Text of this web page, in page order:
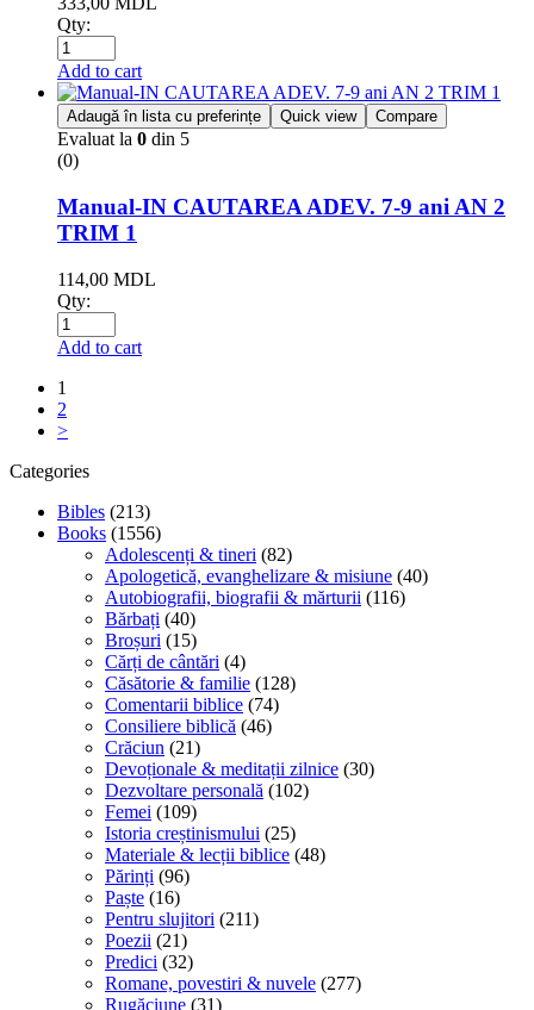
Qty:
Add to cart
Adaugă în lista cu preferințe Quick view Compare
Evaluat la 0 din 5
(0)
Manual-IN CAUTAREA ADEV. 7-9 ani AN 2
TRIM 1
114,00 MDL
Qty:
Add to cart
1
2
>
Categories
Bibles (213)
Books (1556)
Adolescenți & tineri (82)
Apologetică, evanghelizare & misiune (40)
Autobiografii, biografii & mărturii (116)
Bărbați (40)
Broșuri (15)
Cărți de cântări (4)
Căsătorie & familie (128)
Comentarii biblice (74)
Consiliere biblică (46)
Crăciun (21)
Devoționale & meditații zilnice (30)
Dezvoltare personală (102)
Femei (109)
Istoria creștinismului (25)
Materiale & lecții biblice (48)
Părinți (96)
Paște (16)
Pentru slujitori (211)
Poezii (21)
Predici (32)
Romane, povestiri & nuvele (277)
Rugăciune (31)